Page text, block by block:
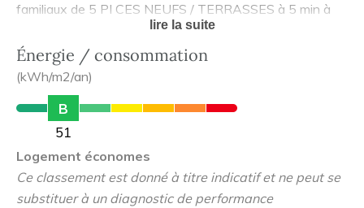
familiaux de 5 PI CES NEUFS / TERRASSES à 5 min à
pied de la mairie et 15 min de la gare ! TRAVAUX EN
COURS / LIVRAISON RAPIDE. Ne manquez pas
l'opportunité de vivre au sein d'une résidence blottie
dans un jardin protégé derrière un grand mur d'enceinte,
le tout près du centre-ville commerçant de Bourg-en-
Bresse. À l'abri des regards, vous entrez dans un
véritable jardin. La résidence vous propose de vastes
appartements neufs 5 pièces agrémentés d'espaces
extérieurs idéalement orientés : vastes balcons et
lire la suite
Énergie / consommation
(kWh/m2/an)
B
51
Logement économes
Ce classement est donné à titre indicatif et ne peut se
substituer à un diagnostic de performance